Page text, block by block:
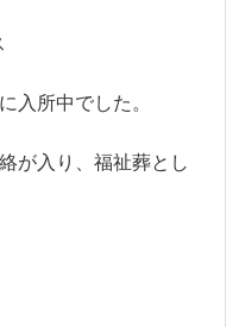
入所中でした。
が入り、福祉葬とし